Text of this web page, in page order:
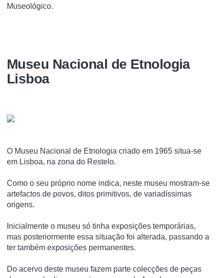
Museológico.
Museu Nacional de Etnologia
Lisboa
O Museu Nacional de Etnologia criado em 1965 situa-se
em Lisboa, na zona do Restelo.
Como o seu próprio nome indica, neste museu mostram-se
artefactos de povos, ditos primitivos, de variadí­ssimas
origens.
Inicialmente o museu só tinha exposições temporárias,
mas posteriormente essa situação foi alterada, passando a
ter também exposições permanentes.
Do acervo deste museu fazem parte colecções de peças